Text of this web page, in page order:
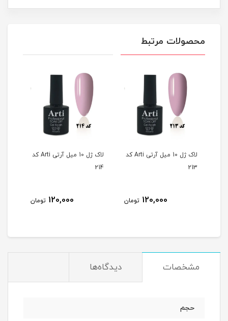
محصولات مرتبط
لاک ژل 10 میل آرتی Arti کد
213
120,000 تومان
لاک ژل 10 میل آرتی Arti کد
214
120,000 تومان
مشخصات دیدگاه‌ها
حجم